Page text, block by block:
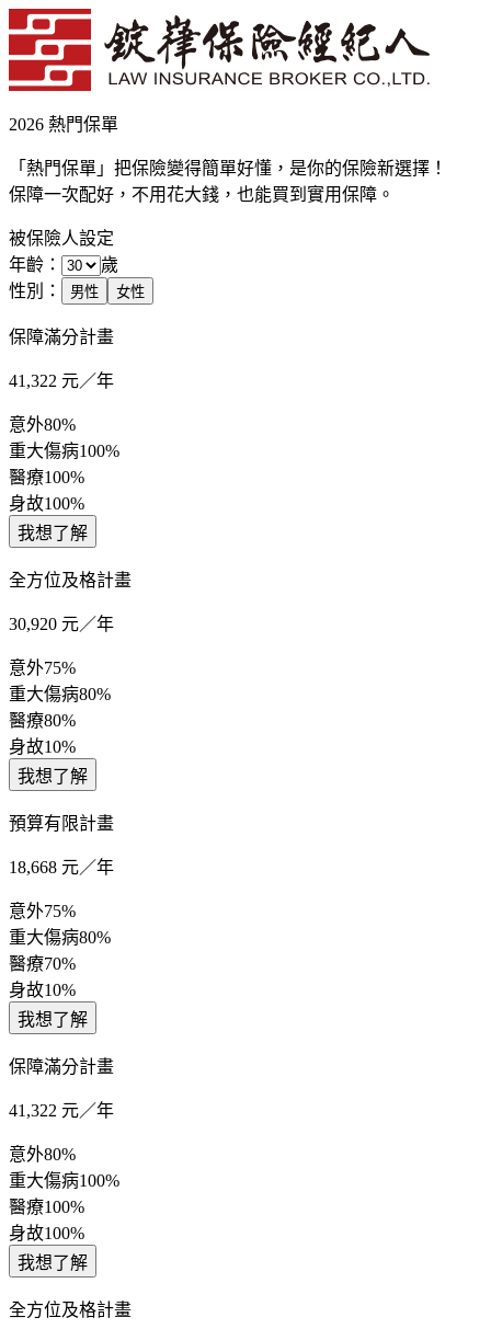
2026 熱門保單
「熱門保單」把保險變得簡單好懂，是你的保險新選擇！
保障一次配好，不用花大錢，也能買到實用保障。
被保險人設定
年齡：
歲
性別：
男性 女性
保障滿分計畫
41,322 元／年
意外80%
重大傷病100%
醫療100%
身故100%
我想了解
全方位及格計畫
30,920 元／年
意外75%
重大傷病80%
醫療80%
身故10%
我想了解
預算有限計畫
18,668 元／年
意外75%
重大傷病80%
醫療70%
身故10%
我想了解
保障滿分計畫
41,322 元／年
意外80%
重大傷病100%
醫療100%
身故100%
我想了解
全方位及格計畫